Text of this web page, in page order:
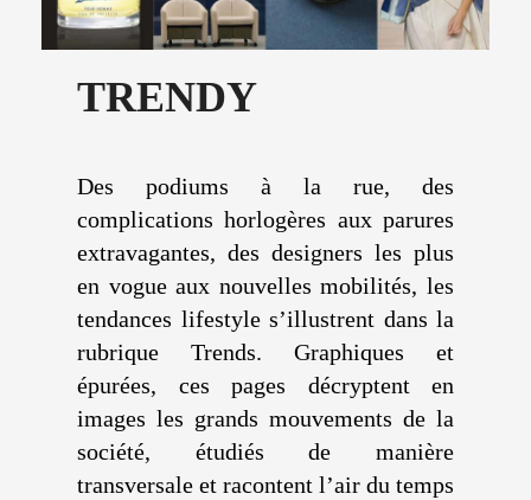
TRENDY
Des podiums à la rue, des
complications horlogères aux parures
extravagantes, des designers les plus
en vogue aux nouvelles mobilités, les
tendances lifestyle s’illustrent dans la
rubrique Trends. Graphiques et
épurées, ces pages décryptent en
images les grands mouvements de la
société, étudiés de manière
transversale et racontent l’air du temps